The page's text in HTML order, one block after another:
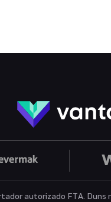
autorizado FTA. Duns